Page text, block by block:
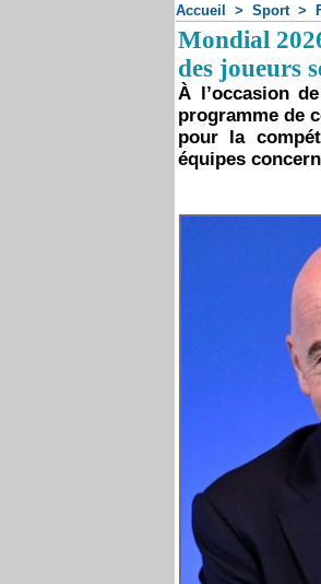
Accueil > Sport >
Mondial
des joueurs
À l’occasion
programme de
pour la
équipes